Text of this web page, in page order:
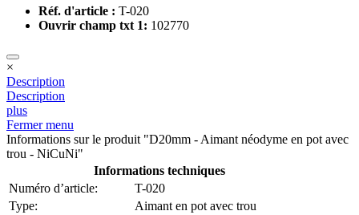
Réf. d'article : T-020
Ouvrir champ txt 1: 102770
×
Description
Description
plus
Fermer menu
Informations sur le produit "D20mm - Aimant néodyme en pot avec
trou - NiCuNi"
Informations techniques
Numéro d’article:
T-020
Type:
Aimant en pot avec trou